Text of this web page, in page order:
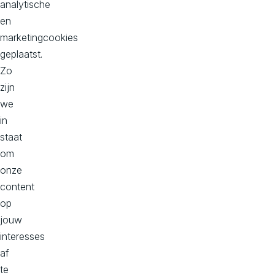
Philitelaan 57, 2e verdieping
5617 AK
Lees hier onze privacy statement
Cookievoorkeuren
analytische
en
marketingcookies
geplaatst.
Zo
zijn
we
in
staat
om
onze
content
op
jouw
interesses
af
te